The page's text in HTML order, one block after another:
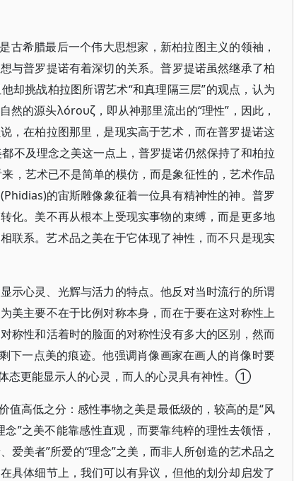
希腊最后一个伟大思想家，新柏拉图主义的领袖，
与普罗提诺有着深切的关系。普罗提诺虽然继承了柏
却挑战柏拉图所谓艺术“和真理隔三层”的观点，认为
的源头λóroυζ，即从神那里流出的“理性”，因此，
，在柏拉图那里，是现实高于艺术，而在普罗提诺这
不及理念之美这一点上，普罗提诺仍然保持了和柏拉
，艺术已不是简单的模仿，而是象征性的，艺术作品
的宙斯雕像象征着一位具有精神性的神。普罗
化。美不再从根本上受现实事物的束缚，而是更多地
系。艺术品之美在于它体现了神性，而不只是现实
示心灵、光辉与活力的特点。他反对当时流行的所谓
美主要不在于比例对称本身，而在于要在这对称性上
称性和活着时的脸面的对称性没有多大的区别，然而
下一点美的痕迹。他强调肖像画家在画人的肖像时要
态更能显示人的心灵，而人的心灵具有神性。①
值高低之分：感性事物之美是最低级的，较高的是“风
念”之美不能靠感性直观，而要靠纯粹的理性去领悟，
爱美者”所爱的“理念”之美，而非人所创造的艺术品之
具体细节上，我们可以有异议，但他的划分却启发了